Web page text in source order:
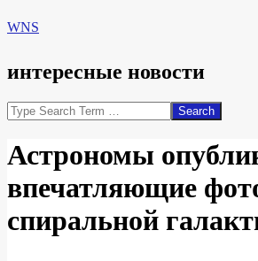
WNS
интересные новости
Search
Астрономы
впечатляющие
спиральной